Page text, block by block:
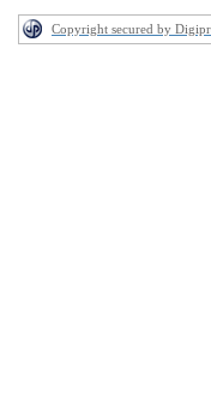
Copyright secured by